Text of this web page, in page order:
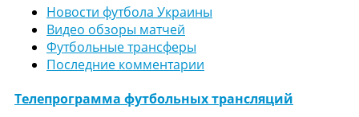
Новости футбола Украины
Видео обзоры матчей
Футбольные трансферы
Последние комментарии
Телепрограмма футбольных трансляций